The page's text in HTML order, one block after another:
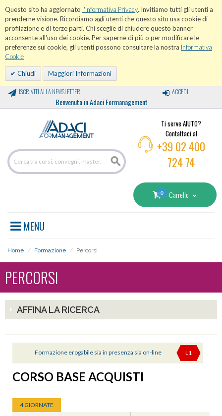
Questo sito ha aggiornato l'informativa Privacy. Invitiamo tutti gli utenti a
prenderne visione. Ricordiamo agli utenti che questo sito usa cookie di
profilazione e di terze parti. Chi sceglie di chiudere questo banner
acconsente all'uso dei cookie. Per saperne di più o per modificare le
preferenze sui cookie, gli utenti possono consultare la nostra Informativa
Cookie
Chiudi Maggiori Informazioni
ISCRIVITI ALLA NEWSLETTER
Benvenuto in Adaci Formanagement
ACCEDI
Ti serve AIUTO?
Contattaci al
+39 02 400
724 74
0 Carrello
MENU
Home / Formazione / Percorsi
PERCORSI
AFFINA LA RICERCA
Formazione erogabile sia in presenza sia on-line L1
CORSO BASE ACQUISTI
4 GIORNATE